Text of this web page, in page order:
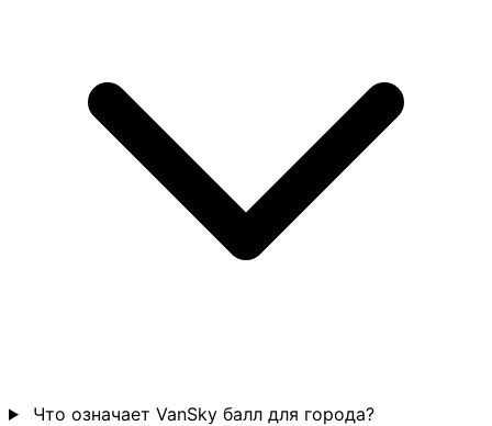
Что означает VanSky балл для города?